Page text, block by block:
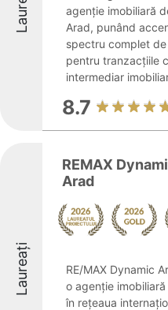
agenție imobiliară
Arad, punând
spectru complet
pentru tranzacțiile
intermediar
8.7
Laureați
REMAX
Arad
RE/MAX Dynamic
o agenție
în rețeaua